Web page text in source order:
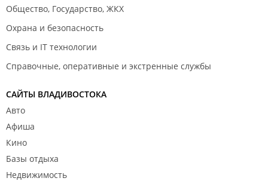
Общество, Государство, ЖКХ
Охрана и безопасность
Связь и IT технологии
Справочные, оперативные и экстренные службы
САЙТЫ ВЛАДИВОСТОКА
Авто
Афиша
Кино
Базы отдыха
Недвижимость